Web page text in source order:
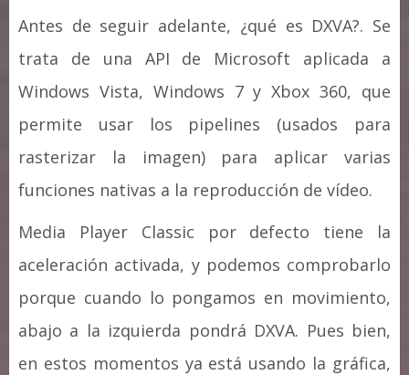
Antes de seguir adelante, ¿qué es DXVA?. Se
trata de una API de Microsoft aplicada a
Windows Vista, Windows 7 y Xbox 360, que
permite usar los pipelines (usados para
rasterizar la imagen) para aplicar varias
funciones nativas a la reproducción de vídeo.
Media Player Classic por defecto tiene la
aceleración activada, y podemos comprobarlo
porque cuando lo pongamos en movimiento,
abajo a la izquierda pondrá DXVA. Pues bien,
en estos momentos ya está usando la gráfica,